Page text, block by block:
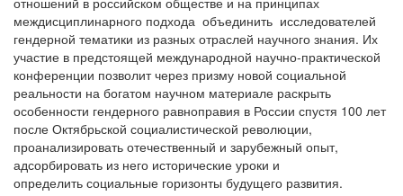
междисциплинарного подхода объединить исследователей
гендерной тематики из разных отраслей научного знания. Их
участие в предстоящей международной научно-практической
конференции позволит через призму новой социальной
реальности на богатом научном материале раскрыть
особенности гендерного равноправия в России спустя 100 лет
после Октябрьской социалистической революции,
проанализировать отечественный и зарубежный опыт,
адсорбировать из него исторические уроки и
определить социальные горизонты будущего развития.